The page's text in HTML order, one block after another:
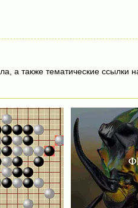
а также тематические ссылки